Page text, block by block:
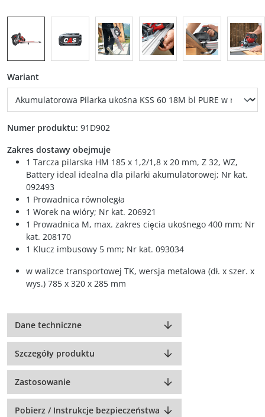
Wariant
Numer produktu: 91D902
Zakres dostawy obejmuje
1 Tarcza pilarska HM 185 x 1,2/1,8 x 20 mm, Z 32, WZ,
Battery ideal idealna dla pilarki akumulatorowej; Nr kat.
092493
1 Prowadnica równoległa
1 Worek na wióry; Nr kat. 206921
1 Prowadnica M, max. zakres cięcia ukośnego 400 mm; Nr
kat. 208170
1 Klucz imbusowy 5 mm; Nr kat. 093034
w walizce transportowej TK, wersja metalowa (dł. x szer. x
wys.) 785 x 320 x 285 mm
Dane techniczne
Szczegóły produktu
Zastosowanie
Pobierz / Instrukcje bezpieczeństwa